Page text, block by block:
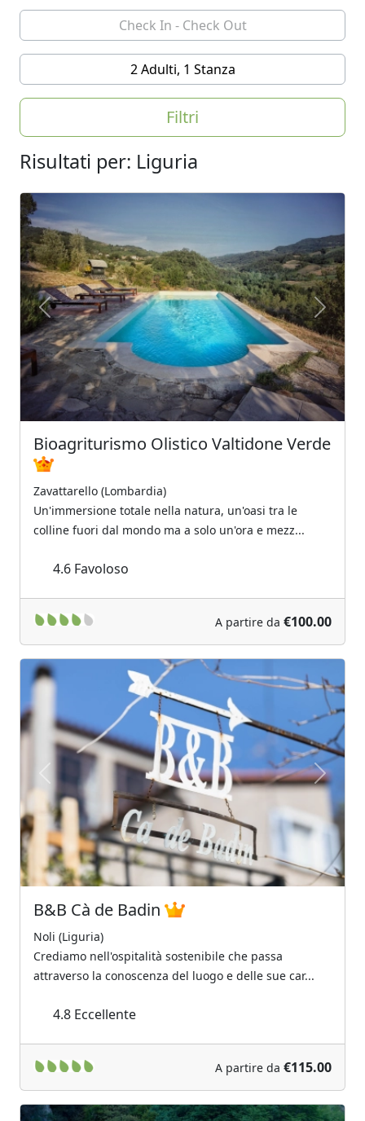
2 Adulti, 1 Stanza
Filtri
Risultati per: Liguria
Previous Next
Bioagriturismo Olistico Valtidone Verde
Zavattarello (Lombardia)
Un'immersione totale nella natura, un'oasi tra le
colline fuori dal mondo ma a solo un'ora e mezz...
4.6 Favoloso
A partire da €100.00
Previous Next
B&B Cà de Badin
Noli (Liguria)
Crediamo nell'ospitalità sostenibile che passa
attraverso la conoscenza del luogo e delle sue car...
4.8 Eccellente
A partire da €115.00